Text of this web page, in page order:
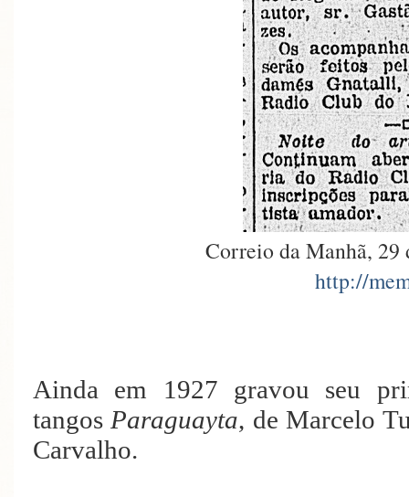
Correio da Manhã, 29
http://
Ainda em 1927 gravou seu
tangos Paraguayta, de Marcelo
Carvalho.